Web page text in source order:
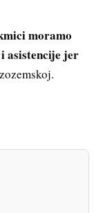
moramo
asistencije jer